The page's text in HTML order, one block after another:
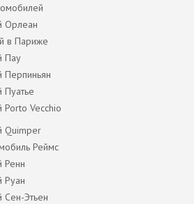
Орлеан
в Париже
Пау
Перпиньян
Пуатье
Porto Vecchio
Quimper
Реймс
Ренн
Руан
Сен-Этьен